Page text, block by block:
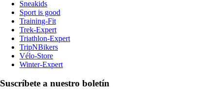
Sneakids
Sport is good
Training-Fit
Trek-Expert
Triathlon-Expert
TripNBikers
Vélo-Store
Winter-Expert
Suscríbete a nuestro boletín